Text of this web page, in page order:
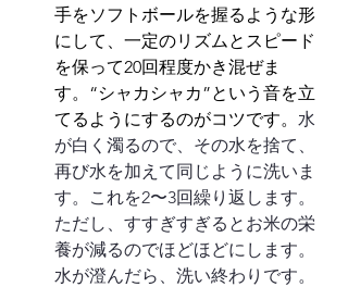
手をソフトボールを握るような形
にして、一定のリズムとスピード
を保って20回程度かき混ぜま
す。“シャカシャカ”という音を立
てるようにするのがコツです。 水
が白く濁るので、その水を捨て、
再び水を加えて同じように洗いま
す。これを2〜3回繰り返します。
ただし、すすぎすぎるとお米の栄
養が減るのでほどほどにします。
水が澄んだら、洗い終わりです。